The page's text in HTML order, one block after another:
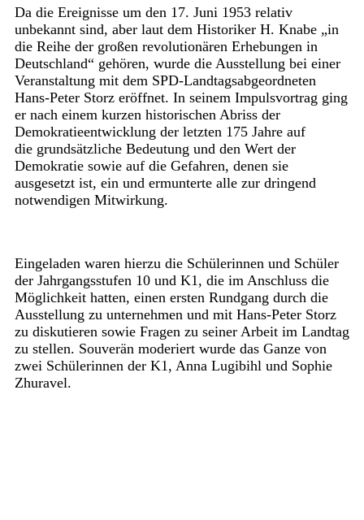
Da die Ereignisse um den 17. Juni 1953 relativ
unbekannt sind, aber laut dem Historiker H. Knabe „in
die Reihe der großen revolutionären Erhebungen in
Deutschland“ gehören, wurde die Ausstellung bei einer
Veranstaltung mit dem SPD-Landtagsabgeordneten
Hans-Peter Storz eröffnet. In seinem Impulsvortrag ging
er nach einem kurzen historischen Abriss der
Demokratieentwicklung der letzten 175 Jahre auf
die grundsätzliche Bedeutung und den Wert der
Demokratie sowie auf die Gefahren, denen sie
ausgesetzt ist, ein und ermunterte alle zur dringend
notwendigen Mitwirkung.
Eingeladen waren hierzu die Schülerinnen und Schüler
der Jahrgangsstufen 10 und K1, die im Anschluss die
Möglichkeit hatten, einen ersten Rundgang durch die
Ausstellung zu unternehmen und mit Hans-Peter Storz
zu diskutieren sowie Fragen zu seiner Arbeit im Landtag
zu stellen. Souverän moderiert wurde das Ganze von
zwei Schülerinnen der K1, Anna Lugibihl und Sophie
Zhuravel.